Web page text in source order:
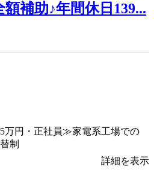
補助♪年間休日139...
万円・正社員≫家電系工場での
制
詳細を表示